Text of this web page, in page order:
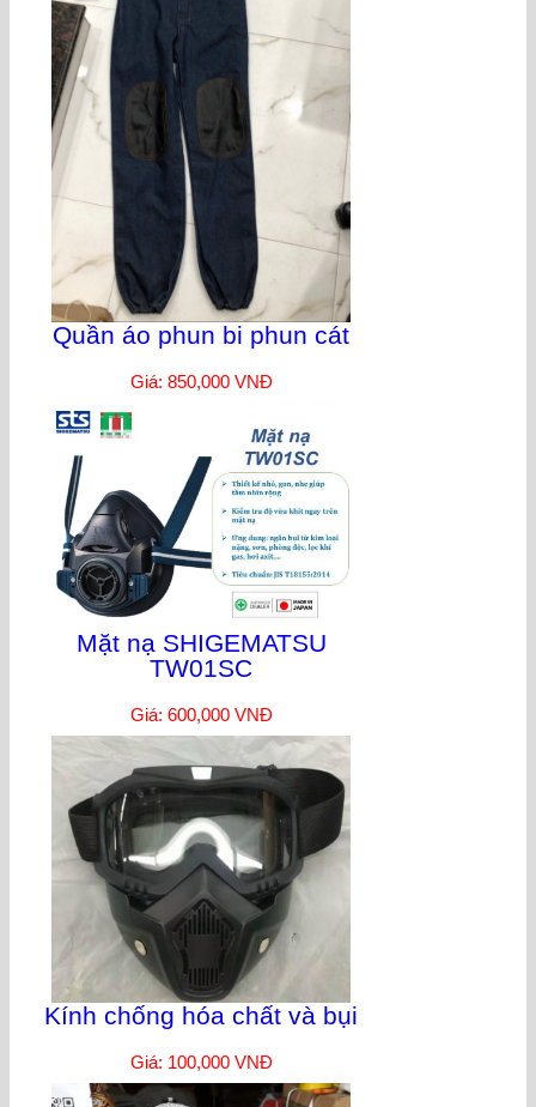
Quần áo phun bi phun cát
Giá: 850,000 VNĐ
Mặt nạ SHIGEMATSU
TW01SC
Giá: 600,000 VNĐ
Kính chống hóa chất và bụi
Giá: 100,000 VNĐ